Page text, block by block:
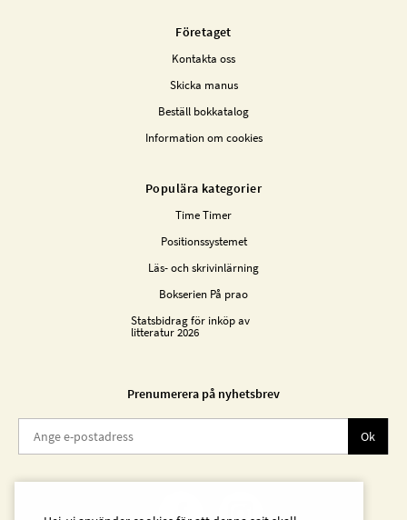
Företaget
Kontakta oss
Skicka manus
Beställ bokkatalog
Information om cookies
Populära kategorier
Time Timer
Positionssystemet
Läs- och skrivinlärning
Bokserien På prao
Statsbidrag för inköp av
litteratur 2026
Prenumerera på nyhetsbrev
Ok